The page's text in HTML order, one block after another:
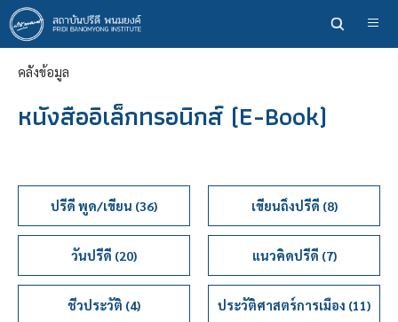
ข้าม
ไป
ยัง
เนื้อหา
คลังข้อมูล
หนังสืออิเล็กทรอนิกส์ (E-Book)
ปรีดี พูด/เขียน (36) เขียนถึงปรีดี (8)
วันปรีดี (20) แนวคิดปรีดี (7)
ชีวประวัติ (4) ประวัติศาสตร์การเมือง (11)